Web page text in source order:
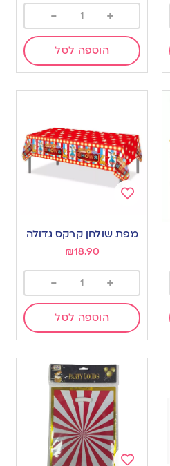
+
-
הוספה לסל
to
wishlist
מפת שולחן קרקס גדולה
₪18.90
+
-
הוספה לסל